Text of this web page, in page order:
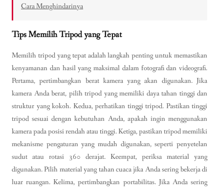
Cara Menghindarinya
Tips Memilih Tripod yang Tepat
Memilih tripod yang tepat adalah langkah penting untuk memastikan
kenyamanan dan hasil yang maksimal dalam fotografi dan videografi.
Pertama, pertimbangkan berat kamera yang akan digunakan. Jika
kamera Anda berat, pilih tripod yang memiliki daya tahan tinggi dan
struktur yang kokoh. Kedua, perhatikan tinggi tripod. Pastikan tinggi
tripod sesuai dengan kebutuhan Anda, apakah ingin menggunakan
kamera pada posisi rendah atau tinggi. Ketiga, pastikan tripod memiliki
mekanisme pengaturan yang mudah digunakan, seperti penyetelan
sudut atau rotasi 360 derajat. Keempat, periksa material yang
digunakan. Pilih material yang tahan cuaca jika Anda sering bekerja di
luar ruangan. Kelima, pertimbangkan portabilitas. Jika Anda sering